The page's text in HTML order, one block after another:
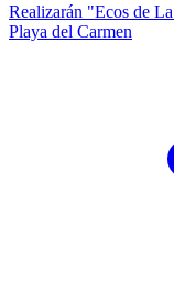
Realizarán "Ecos de
Playa del Carmen